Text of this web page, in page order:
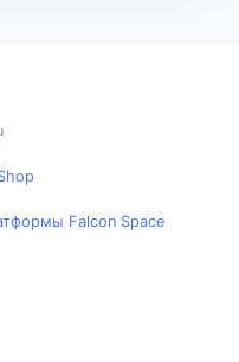
Falcon Space